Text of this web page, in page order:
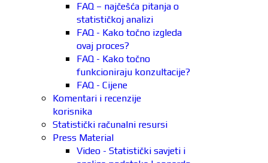
FAQ – najčešća pitanja o
statističkoj analizi
FAQ - Kako točno izgleda
ovaj proces?
FAQ - Kako točno
funkcioniraju konzultacije?
FAQ - Cijene
Komentari i recenzije
korisnika
Statistički računalni resursi
Press Material
Video - Statistički savjeti i